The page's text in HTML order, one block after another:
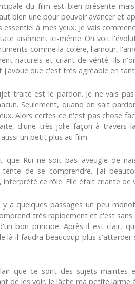
du film est bien présente
bien une pour pouvoir avancer et
essentiel à mes yeux. Je vais
aisément ici-même. On voit
comme la colère, l'amour,
naturels et criant de vérité. Ils
j'avoue que c'est très agréable en
traité est le pardon. Je ne vais
Seulement, quand on sait
Alors certes ce n'est pas chose
d'une très jolie façon à travers
un petit plus au film.
que Rui ne soit pas aveugle de
tente de se comprendre. J'ai
interprété ce rôle. Elle était criante de
y a quelques passages un peu
très rapidement et c'est
bon principe. Après il est clair,
là il faudra beaucoup plus
que ce sont des sujets maintes
de les voir. Je lâche ma petite